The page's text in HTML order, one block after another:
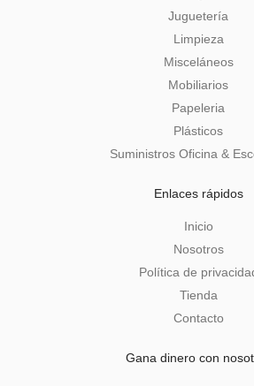
Juguetería
Limpieza
Misceláneos
Mobiliarios
Papeleria
Plásticos
Suministros Oficina &
Enlaces rápidos
Inicio
Nosotros
Política de
Tienda
Contacto
Gana dinero con